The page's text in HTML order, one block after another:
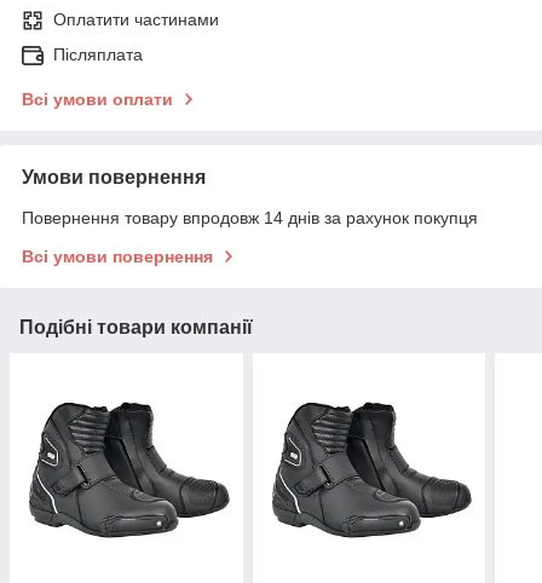
Оплатити частинами
Післяплата
Всі умови оплати
Умови повернення
Повернення товару впродовж 14 днів за рахунок покупця
Всі умови повернення
Подібні товари компанії